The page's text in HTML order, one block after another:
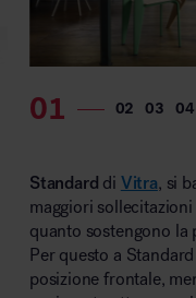
Standard di Vitra, si
maggiori
quanto sostengono la
Per questo a
posizione frontale,